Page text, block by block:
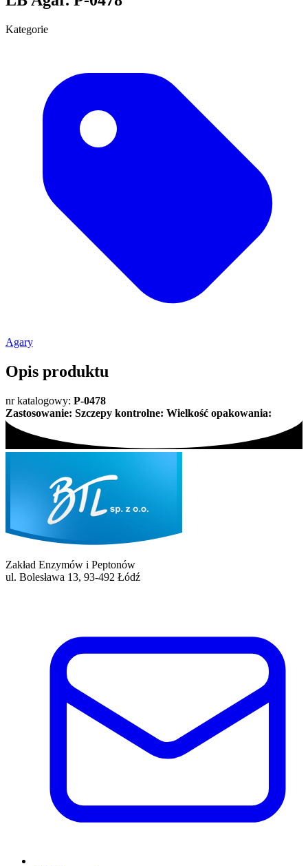
Kategorie
Agary
Opis produktu
nr katalogowy: P-0478
Zastosowanie: Szczepy kontrolne: Wielkość opakowania:
Zakład Enzymów i Peptonów
ul. Bolesława 13, 93-492 Łódź